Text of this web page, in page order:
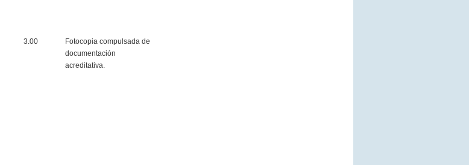
3.00
Fotocopia compulsada de
documentación
acreditativa.